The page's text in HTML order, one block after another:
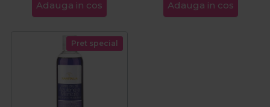
Adauga in cos Adauga in cos
Pret special